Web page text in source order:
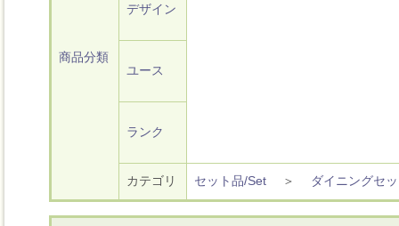
商品分類
デザイン
ユース
ランク
カテゴリ セット品/Set ＞ ダイニングセ